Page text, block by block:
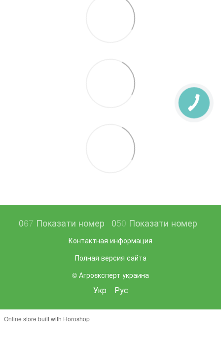
067 Показати номер 050 Показати номер
Контактная информация
Полная версия сайта
© Агроєксперт украина
Укр Рус
Online store built with Horoshop